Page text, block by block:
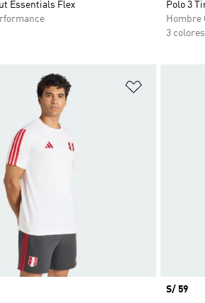
Essentials Flex
Polo 3
Hombre
3 colores
de deseos Añadir a la
Precio
S/ 59